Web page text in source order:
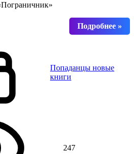
Попаданцы новые
книги
247